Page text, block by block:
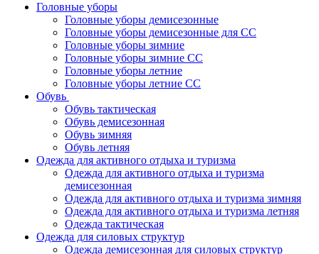
Головные уборы
Головные уборы демисезонные
Головные уборы демисезонные для СС
Головные уборы зимние
Головные уборы зимние СС
Головные уборы летние
Головные уборы летние СС
Обувь
Обувь тактическая
Обувь демисезонная
Обувь зимняя
Обувь летняя
Одежда для активного отдыха и туризма
Одежда для активного отдыха и туризма
демисезонная
Одежда для активного отдыха и туризма зимняя
Одежда для активного отдыха и туризма летняя
Одежда тактическая
Одежда для силовых структур
Одежда демисезонная для силовых структур